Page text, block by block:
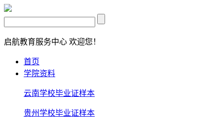
启航教育服务中心 欢迎您！
首页
学院资料
云南学校毕业证样本
贵州学校毕业证样本